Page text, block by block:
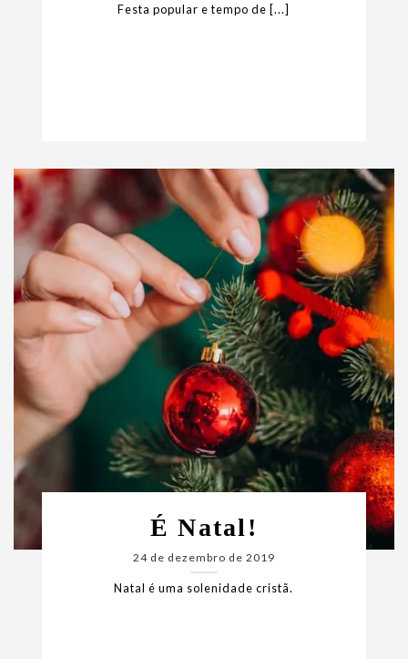
Festa popular e tempo de [...]
É Natal!
24 de dezembro de 2019
Natal é uma solenidade cristã.